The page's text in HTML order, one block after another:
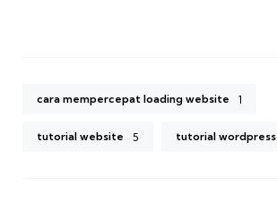
cara mempercepat loading website 1
tutorial website 5 tutorial wordpress